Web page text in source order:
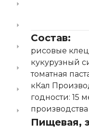
Состав:
рисовые
кукурузный
томатная
кКал
годности: 15
Пищевая,